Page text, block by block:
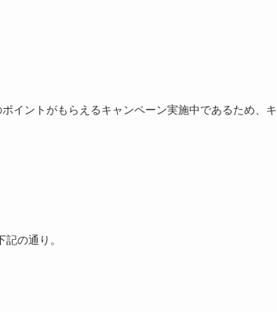
イントがもらえるキャンペーン実施中であるため、キ
の通り。